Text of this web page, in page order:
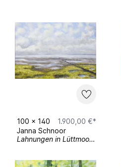
painting?!, sp ce, Kiel
2022YFA Festival,
sinkende Sonne,
2022Game Trails
,
The World is not
a perfect place to
100 x 140
1.900,00 €*
Janna Schnoor
Lahnungen in Lüttmoorsiel